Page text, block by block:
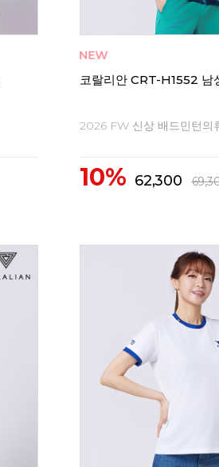
코랄리안 CDT-Z2560 여
2026 FW 신상 배드민턴의
10% 41,500